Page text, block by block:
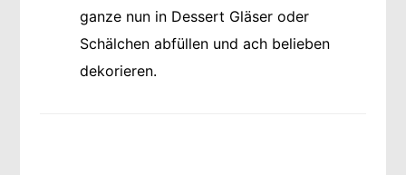
ganze nun in Dessert Gläser oder
Schälchen abfüllen und ach belieben
dekorieren.